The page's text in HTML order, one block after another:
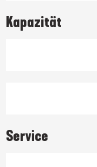
Kapazität
Service